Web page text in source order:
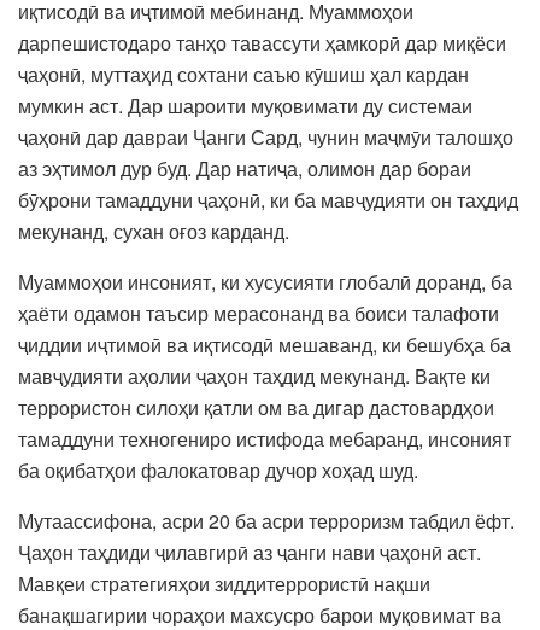
иқтисодӣ ва иҷтимоӣ мебинанд. Муаммоҳои
дарпешистодаро танҳо тавассути ҳамкорӣ дар миқёси
ҷаҳонӣ, муттаҳид сохтани саъю кӯшиш ҳал кардан
мумкин аст. Дар шароити муқовимати ду системаи
ҷаҳонӣ дар давраи Ҷанги Сард, чунин маҷмӯи талошҳо
аз эҳтимол дур буд. Дар натиҷа, олимон дар бораи
бӯҳрони тамаддуни ҷаҳонӣ, ки ба мавҷудияти он таҳдид
мекунанд, сухан оғоз карданд.
Муаммоҳои инсоният, ки хусусияти глобалӣ доранд, ба
ҳаёти одамон таъсир мерасонанд ва боиси талафоти
ҷиддии иҷтимоӣ ва иқтисодӣ мешаванд, ки бешубҳа ба
мавҷудияти аҳолии ҷаҳон таҳдид мекунанд. Вақте ки
террористон силоҳи қатли ом ва дигар дастовардҳои
тамаддуни техногениро истифода мебаранд, инсоният
ба оқибатҳои фалокатовар дучор хоҳад шуд.
Мутаассифона, асри 20 ба асри терроризм табдил ёфт.
Ҷаҳон таҳдиди ҷилавгирӣ аз ҷанги нави ҷаҳонӣ аст.
Мавқеи стратегияҳои зиддитеррористӣ нақши
банақшагирии чораҳои махсусро барои муқовимат ва